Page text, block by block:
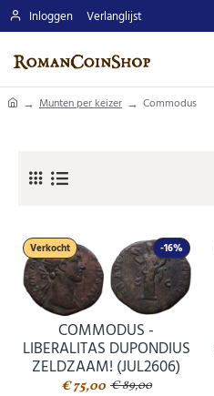
Inloggen Verlanglijst
homeMunten per keizer Commodus
-16%
Verkocht
COMMODUS -
LIBERALITAS DUPONDIUS
ZELDZAAM! (JUL2606)
€ 75,00 € 89,00